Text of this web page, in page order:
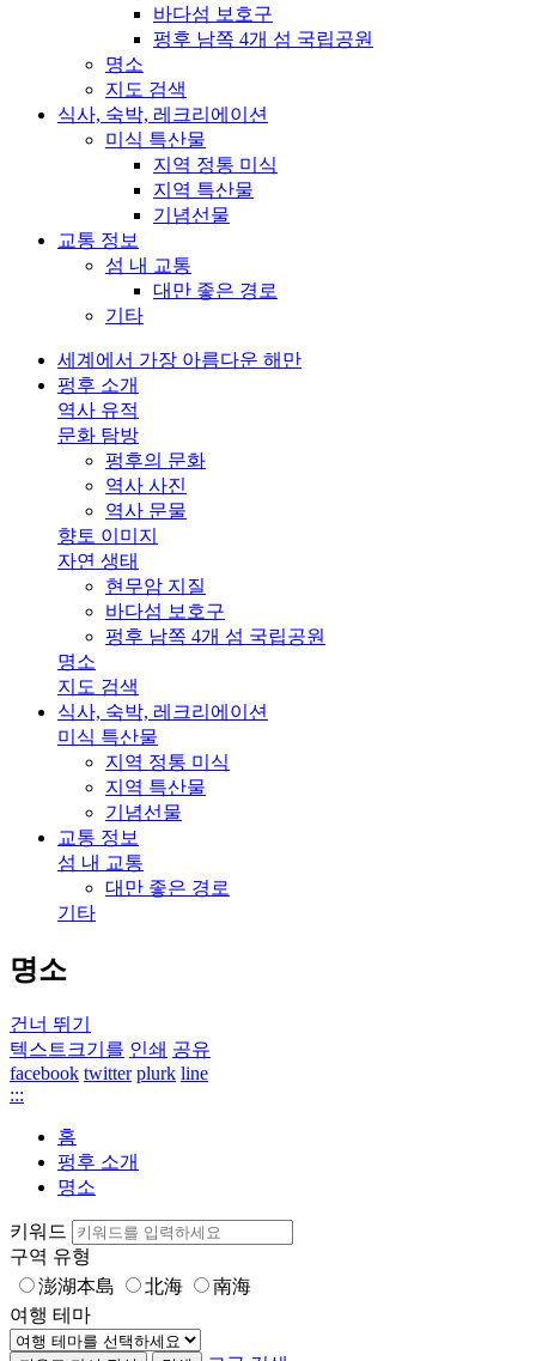
바다섬 보호구
펑후 남쪽 4개 섬 국립공원
명소
지도 검색
식사, 숙박, 레크리에이션
미식 특산물
지역 정통 미식
지역 특산물
기념선물
교통 정보
섬 내 교통
대만 좋은 경로
기타
세계에서 가장 아름다운 해만
펑후 소개
역사 유적
문화 탐방
펑후의 문화
역사 사진
역사 문물
향토 이미지
자연 생태
현무암 지질
바다섬 보호구
펑후 남쪽 4개 섬 국립공원
명소
지도 검색
식사, 숙박, 레크리에이션
미식 특산물
지역 정통 미식
지역 특산물
기념선물
교통 정보
섬 내 교통
대만 좋은 경로
기타
명소
건너 뛰기
텍스트크기를 인쇄 공유
facebook twitter plurk line
:::
홈
펑후 소개
명소
키워드
구역 유형
澎湖本島
北海
南海
여행 테마